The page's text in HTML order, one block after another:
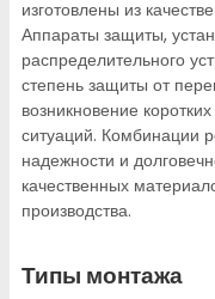
изготовлены из
Аппараты защиты,
распределительного
степень защиты от
возникновение
ситуаций. Комбинации
надежности и
качественных
производства.
Типы монтажа